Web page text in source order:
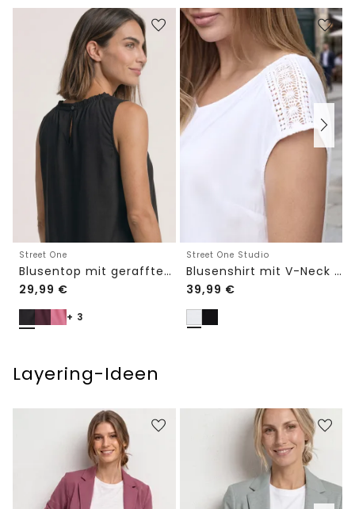
Street One
Blusentop mit gerafftem Rundhals
29,99 €
+ 3
Street One Studio
Blusenshirt mit V-Neck und Spitze
39,99 €
Layering-Ideen